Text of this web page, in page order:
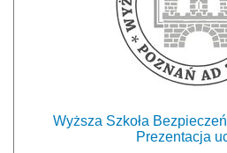
Wyższa Szkoła
Prezentacja